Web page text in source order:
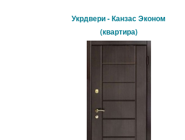
Укрдвери - Канзас Эконом
(квартира)